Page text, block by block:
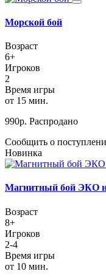
Морской бой
Возраст
6+
Игроков
2
Время игры
от 15 мин.
990р. Распродано
Сообщить о
Новинка
Магнитный бой ЭКО
Возраст
8+
Игроков
2-4
Время игры
от 10 мин.